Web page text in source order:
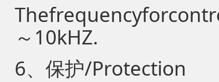
～10kHZ.
6、保护/Protection